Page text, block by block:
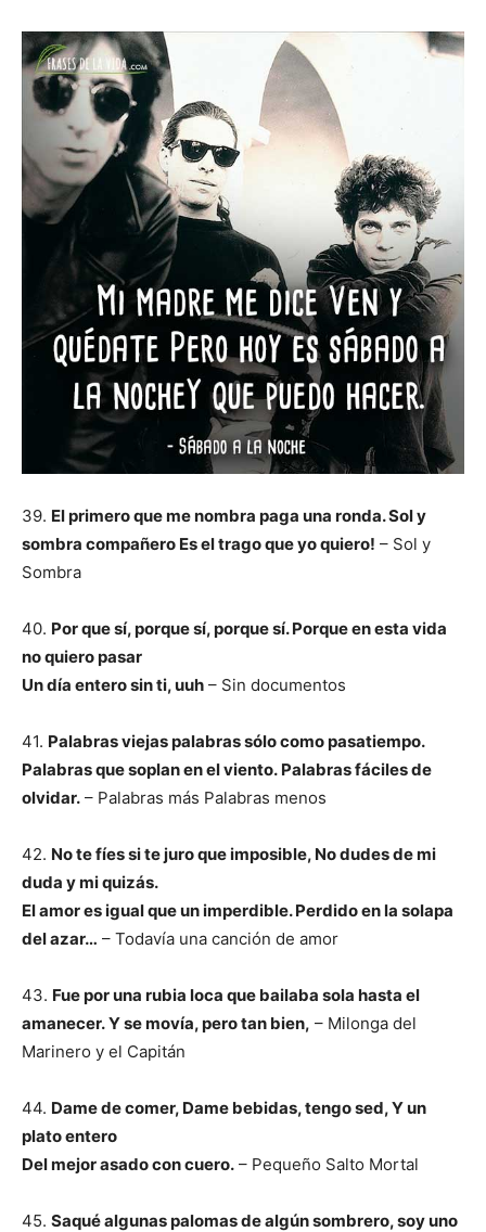
39. El primero que me nombra paga una ronda. Sol y
sombra compañero Es el trago que yo quiero! – Sol y
Sombra
40. Por que sí, porque sí, porque sí. Porque en esta vida
no quiero pasar
Un día entero sin ti, uuh – Sin documentos
41. Palabras viejas palabras sólo como pasatiempo.
Palabras que soplan en el viento. Palabras fáciles de
olvidar. – Palabras más Palabras menos
42. No te fíes si te juro que imposible, No dudes de mi
duda y mi quizás.
El amor es igual que un imperdible. Perdido en la solapa
del azar… – Todavía una canción de amor
43. Fue por una rubia loca que bailaba sola hasta el
amanecer.Y se movía, pero tan bien, – Milonga del
Marinero y el Capitán
44. Dame de comer, Dame bebidas, tengo sed, Y un
plato entero
Del mejor asado con cuero. – Pequeño Salto Mortal
45. Saqué algunas palomas de algún sombrero, soy uno